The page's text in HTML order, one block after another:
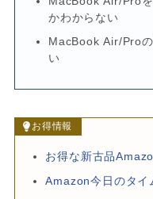
かわからない
MacBook Air/Pro
い
お得情報
お得な新古品
Amazon今日のタイ